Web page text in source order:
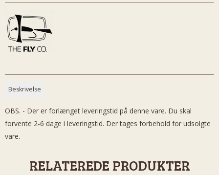
Beskrivelse
OBS. - Der er forlænget leveringstid på denne vare. Du skal
forvente 2-6 dage i leveringstid. Der tages forbehold for udsolgte
vare.
RELATEREDE PRODUKTER